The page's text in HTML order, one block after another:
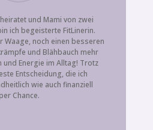
und Mami von zwei
ich begeisterte FitLinerin.
Waage, noch einen besseren
und Blähbauch mehr
und Energie im Alltag! Trotz
Entscheidung, die ich
wie auch finanziell
Chance.